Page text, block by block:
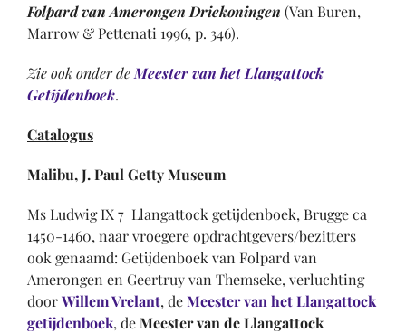
Folpard van Amerongen Driekoningen (Van Buren,
Marrow & Pettenati 1996, p. 346).
Zie ook onder de Meester van het Llangattock
Getijdenboek.
Catalogus
Malibu, J. Paul Getty Museum
Ms Ludwig IX 7 Llangattock getijdenboek, Brugge ca
1450-1460, naar vroegere opdrachtgevers/bezitters
ook genaamd: Getijdenboek van Folpard van
Amerongen en Geertruy van Themseke, verluchting
doorWillem Vrelant, deMeester van het Llangattock
getijdenboek, deMeester van de Llangattock